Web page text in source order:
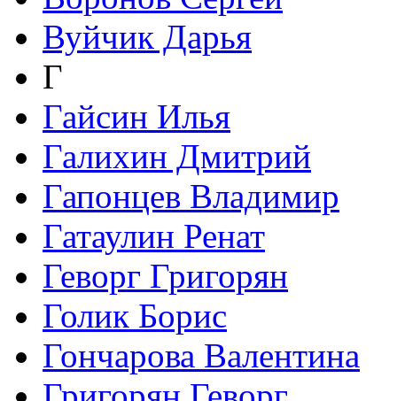
Вуйчик Дарья
Г
Гайсин Илья
Галихин Дмитрий
Гапонцев Владимир
Гатаулин Ренат
Геворг Григорян
Голик Борис
Гончарова Валентина